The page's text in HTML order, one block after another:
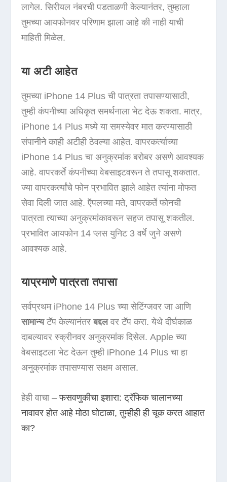
लागेल. सिरीयल नंबरची पडताळणी केल्यानंतर, तुम्हाला
तुमच्या आयफोनवर परिणाम झाला आहे की नाही याची
माहिती मिळेल.
या अटी आहेत
तुमच्या iPhone 14 Plus ची पात्रता तपासण्यासाठी,
तुम्ही कंपनीच्या अधिकृत समर्थनाला भेट देऊ शकता. मात्र,
iPhone 14 Plus मध्ये या समस्येवर मात करण्यासाठी
संपानीने काही अटीही ठेवल्या आहेत. वापरकर्त्याच्या
iPhone 14 Plus चा अनुक्रमांक बरोबर असणे आवश्यक
आहे. वापरकर्ते कंपनीच्या वेबसाइटवरून ते तपासू शकतात.
ज्या वापरकर्त्यांचे फोन प्रभावित झाले आहेत त्यांना मोफत
सेवा दिली जात आहे. ऍपलच्या मते, वापरकर्ते फोनची
पात्रता त्याच्या अनुक्रमांकावरून सहज तपासू शकतील.
प्रभावित आयफोन 14 प्लस युनिट 3 वर्षे जुने असणे
आवश्यक आहे.
याप्रमाणे पात्रता तपासा
सर्वप्रथम iPhone 14 Plus च्या सेटिंग्जवर जा आणि
सामान्यटॅप केल्यानंतरबद्दलवर टॅप करा. येथे दीर्घकाळ
दाबल्यावर स्क्रीनवर अनुक्रमांक दिसेल. Apple च्या
वेबसाइटला भेट देऊन तुम्ही iPhone 14 Plus चा हा
अनुक्रमांक तपासण्यास सक्षम असाल.
हेही वाचा –फसवणुकीचा इशारा: ट्रॅफिक चालानच्या
नावावर होत आहे मोठा घोटाळा, तुम्हीही ही चूक करत आहात
का?